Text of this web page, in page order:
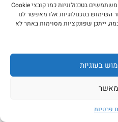
כדי לשפר את חוויית השימוש שלך, אנו משתמשים בטכנולוגיות כמו קובצי Cookie
השימוש בטכנולוגיות אלו מאפשר לנו
ייתכן שפונקציות מסוימות באתר לא
בעוגיות
פרטיות